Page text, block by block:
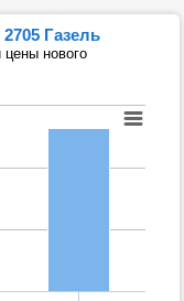
Газель
нового